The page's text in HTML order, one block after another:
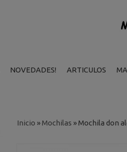
NOVEDADES! ARTICULOS
Inicio »Mochilas »Mochila don